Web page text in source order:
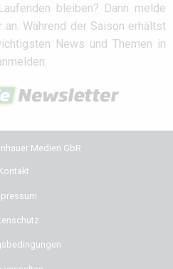
bleiben? Dann melde
Während der Saison erhältst
News und Themen in
Medien GbR